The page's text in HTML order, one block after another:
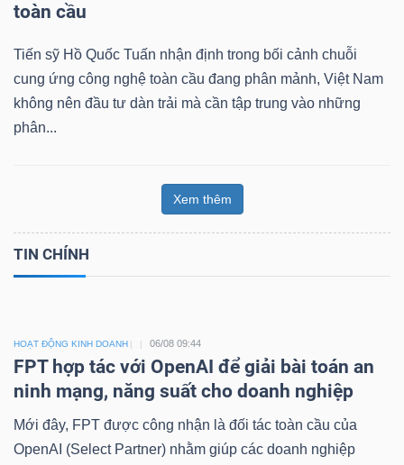
toàn cầu
Tiến sỹ Hồ Quốc Tuấn nhận định trong bối cảnh chuỗi
cung ứng công nghệ toàn cầu đang phân mảnh, Việt Nam
không nên đầu tư dàn trải mà cần tập trung vào những
phân...
Xem thêm
TIN CHÍNH
HOẠT ĐỘNG KINH DOANH 06/08 09:44
FPT hợp tác với OpenAI để giải bài toán an
ninh mạng, năng suất cho doanh nghiệp
Mới đây, FPT được công nhận là đối tác toàn cầu của
OpenAI (Select Partner) nhằm giúp các doanh nghiệp